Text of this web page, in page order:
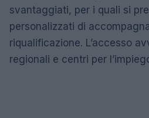
svantaggiati, per i quali si
personalizzati di
riqualificazione. L’accesso
regionali e centri per